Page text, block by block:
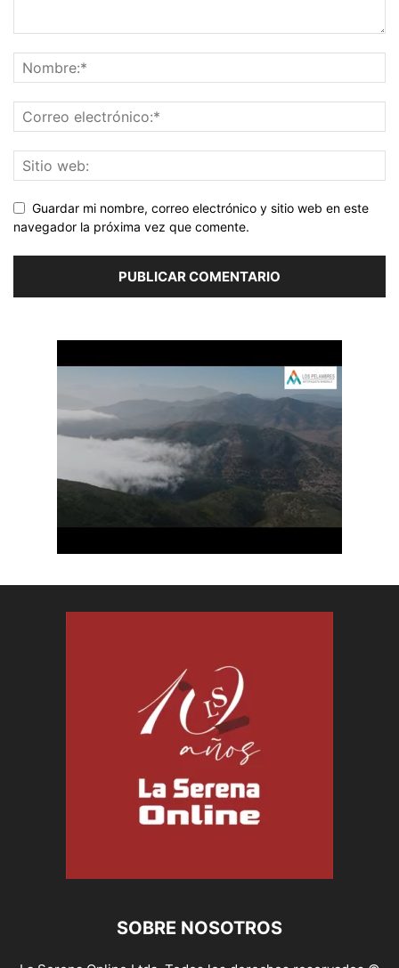
Guardar mi nombre, correo electrónico y sitio web en este
navegador la próxima vez que comente.
SOBRE NOSOTROS